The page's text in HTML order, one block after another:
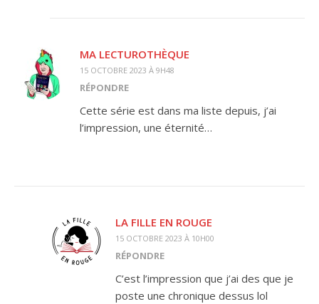
MA LECTUROTHÈQUE
15 OCTOBRE 2023 À 9H48
RÉPONDRE
Cette série est dans ma liste depuis, j’ai
l’impression, une éternité…
LA FILLE EN ROUGE
15 OCTOBRE 2023 À 10H00
RÉPONDRE
C’est l’impression que j’ai des que je
poste une chronique dessus lol